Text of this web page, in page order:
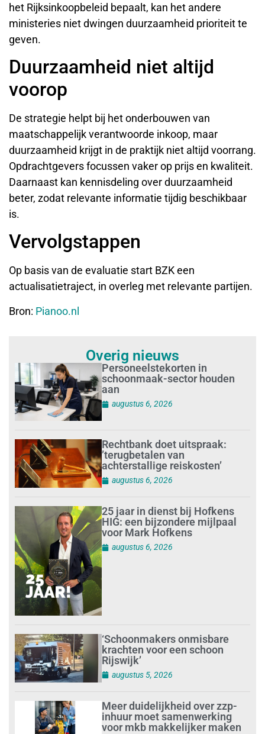
het Rijksinkoopbeleid bepaalt, kan het andere
ministeries niet dwingen duurzaamheid prioriteit te
geven.
Duurzaamheid niet altijd
voorop
De strategie helpt bij het onderbouwen van
maatschappelijk verantwoorde inkoop, maar
duurzaamheid krijgt in de praktijk niet altijd voorrang.
Opdrachtgevers focussen vaker op prijs en kwaliteit.
Daarnaast kan kennisdeling over duurzaamheid
beter, zodat relevante informatie tijdig beschikbaar
is.
Vervolgstappen
Op basis van de evaluatie start BZK een
actualisatietraject, in overleg met relevante partijen.
Bron: Pianoo.nl
Overig nieuws
Personeelstekorten in
schoonmaak-sector houden
aan
augustus 6, 2026
Rechtbank doet uitspraak:
’terugbetalen van
achterstallige reiskosten’
augustus 6, 2026
25 jaar in dienst bij Hofkens
HIG: een bijzondere mijlpaal
voor Mark Hofkens
augustus 6, 2026
‘Schoonmakers onmisbare
krachten voor een schoon
Rijswijk’
augustus 5, 2026
Meer duidelijkheid over zzp-
inhuur moet samenwerking
voor mkb makkelijker maken